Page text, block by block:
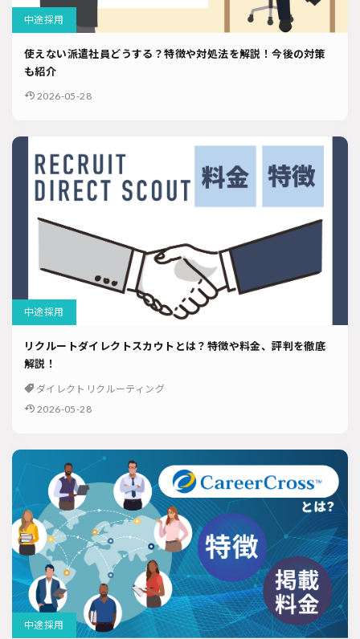
中途採用
使えない派遣社員どうする？特徴や対処法を解説！今後の対策
も紹介
2026-05-28
中途採用
リクルートダイレクトスカウトとは？特徴や料金、評判を徹底
解説！
ダイレクトリクルーティング
2026-05-28
中途採用